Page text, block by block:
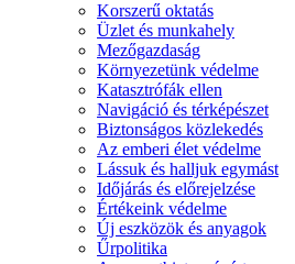
Korszerű oktatás
Üzlet és munkahely
Mezőgazdaság
Környezetünk védelme
Katasztrófák ellen
Navigáció és térképészet
Biztonságos közlekedés
Az emberi élet védelme
Lássuk és halljuk egymást
Időjárás és előrejelzése
Értékeink védelme
Új eszközök és anyagok
Űrpolitika